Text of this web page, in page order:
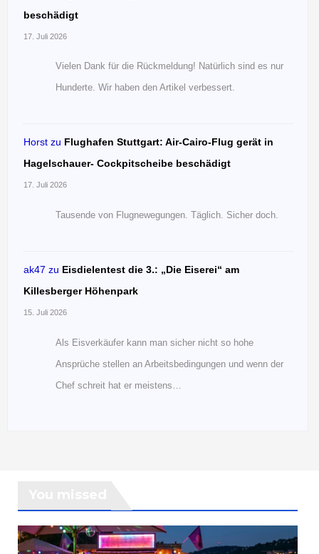
beschädigt
17. Juli 2026
Vielen Dank für die Rückmeldung! Natürlich sind es nur
Hunderte. Wir haben den Artikel verbessert.
Horst zu Flughafen Stuttgart: Air-Cairo-Flug gerät in
Hagelschauer- Cockpitscheibe beschädigt
17. Juli 2026
Tausende von Flugnewegungen. Täglich. Sicher doch.
ak47 zu Eisdielentest die 3.: „Die Eiserei“ am
Killesberger Höhenpark
15. Juli 2026
Als Eisverkäufer kann man sicher nicht so hohe
Ansprüche stellen an Arbeitsbedingungen und wenn der
Chef schreit hat er meistens…